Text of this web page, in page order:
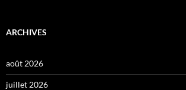
ARCHIVES
août 2026
juillet 2026